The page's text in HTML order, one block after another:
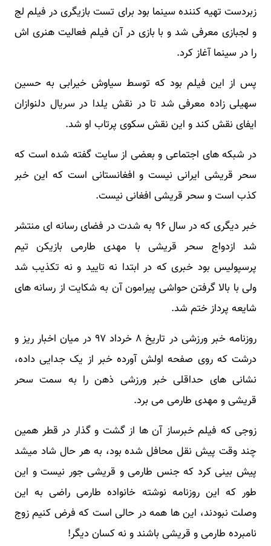
زبردست تهیه کننده سینما بود برای تست بازیگری در فیلم لج
و لجبازی معرفی شد و با بازی در آن فیلم فعالیت هنری اش
را در سینما آغاز کرد.
پس از این فیلم بود که توسط سیاوش خیرابی به حسین
سهیلی زاده معرفی شد تا در نقش یلدا در سریال دلنوازان
ایفای نقش کند و این نقش سکوی پرتاب او شد.
در شبکه های اجتماعی و بعضی از سایت گفته شده است که
سحر قریشی ایرانی نیست و افغانستانی است که این خبر
کذب است و سحر قریشی افغانی نیست.
خبر دیگری که در سال ۹۶ به شدت در فضای رسانه ای منتشر
شد ازدواج سحر قریشی با مهدی طارمی بازیکن تیم
پرسپولیس بود خبری که در ابتدا نه تایید و نه تکذیب شد
ولی با بالا گرفتن حواشی پیرامون آن به شکایت از رسانه های
شایعه پرداز ختم شد.
روزنامه خبر ورزشی در تاریخ ۸ خرداد ۹۷ در میان اخبار ریز و
درشت که روی صفحه اولش آورده خبر از یک جدایی داده،
نشانی های حداقلی خبر ورزشی ذهن را به سمت سحر
قریشی و مهدی طارمی می برد.
زوجی که فیلم خبرساز آن ها از گشت و گذار در قطر همین
چند وقت پیش نقل محافل شده بود، به هر حال شاد میشد
پیش بینی کرد که جنس طارمی و قریشی جور نیست و این
طور که این روزنامه نوشته خانواده طارمی راضی به این
وصلت نبودند، این ها همه در حالی است که فرض کنیم زوج
نامبرده طارمی و قریشی باشند و نه کسان دیگر!